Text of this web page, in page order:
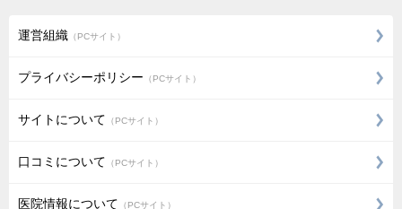
運営組織 （PCサイト）
プライバシーポリシー （PCサイト）
サイトについて （PCサイト）
口コミについて （PCサイト）
医院情報について （PCサイト）